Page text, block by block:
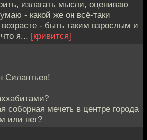
излагать мысли, оцениваю
- какой же он всё-таки
- быть таким взрослым и
я... [кривится]
Силантьев!
соборная мечеть в центре города
или нет?